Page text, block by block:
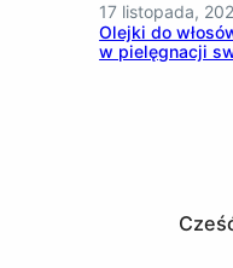
17 listopada,
Olejki do
w pielęgnacji